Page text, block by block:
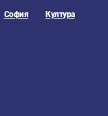
София Култура